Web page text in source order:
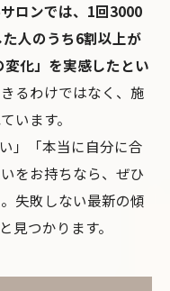
ロンでは、1回3000
人のうち6割以上が
変化」を実感したとい
るわけではなく、施
います。
」「本当に自分に合
いをお持ちなら、ぜひ
失敗しない最新の傾
見つかります。